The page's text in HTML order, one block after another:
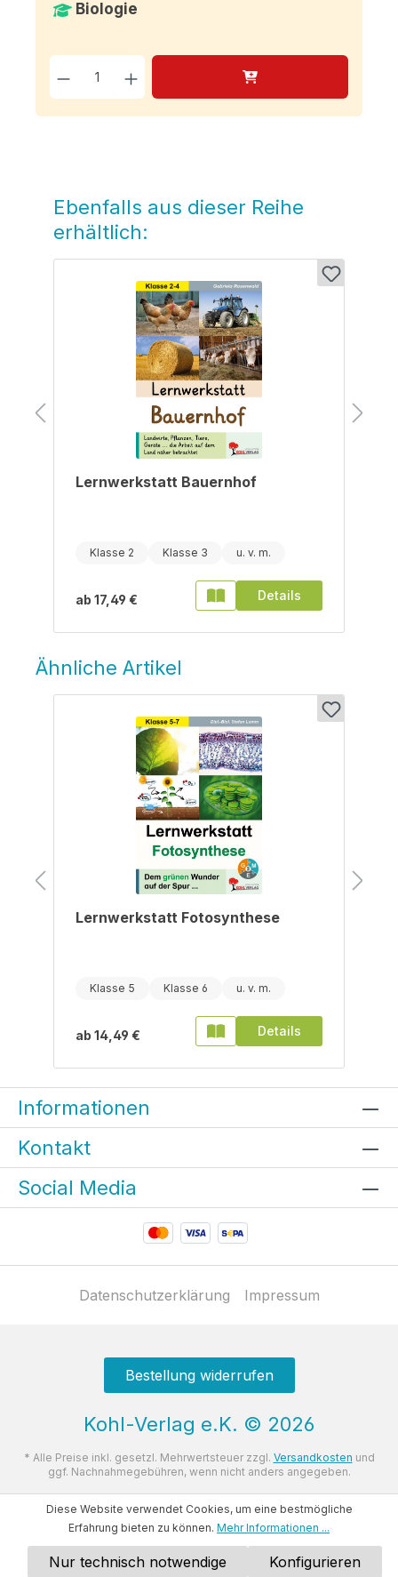
Biologie
Produkt Anzahl: Gib den
Produktgalerie überspringen
Ebenfalls aus dieser Reihe
erhältlich:
Lernwerkstatt Bauernhof
Klasse 2 Klasse 3
ab 17,49 € Details
Ähnliche Artikel
Lernwerkstatt Fotosynthese
Klasse 5 Klasse 6
ab 14,49 € Details
Informationen
Kontakt
Social Media
Datenschutzerklärung Impressum
Bestellung widerrufen
Kohl-Verlag e.K. © 2026
* Alle Preise inkl. gesetzl. Mehrwertsteuer zzgl. Versandkosten und
ggf. Nachnahmegebühren, wenn nicht anders angegeben.
Diese Website verwendet Cookies, um eine bestmögliche
Erfahrung bieten zu können. Mehr Informationen ...
Nur technisch notwendige Konfigurieren